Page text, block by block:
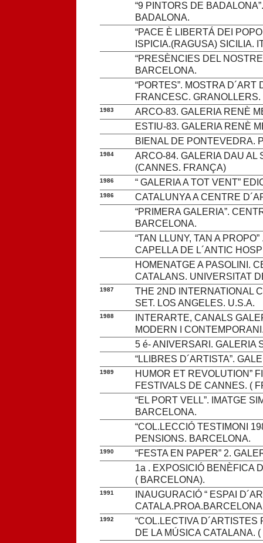
“9 PINTORS DE
BADALONA.
“PACE È LIBERTÁ DEI
ISPICIA.(RAGUSA) SICILIA.
“PRESÈNCIES DEL
BARCELONA.
“PORTES”. MOSTRA
FRANCESC. GRANOLLERS.
1983
ARCO-83. GALERIA RENÈ
ESTIU-83. GALERIA RENÈ
BIENAL DE PONTEVEDRA.
1984
ARCO-84. GALERIA DAU AL
(CANNES. FRANÇA)
1986 “ GALERIA A TOT VENT”
1986
CATALUNYA A CENTRE
“PRIMERA GALERIA”.
BARCELONA.
“TAN LLUNY, TAN A
CAPELLA DE L´ANTIC
HOMENATGE A PASOLINI.
CATALANS. UNIVERSITAT
1987
THE 2ND INTERNATIONAL
SET. LOS ANGELES. U.S.A.
1988
INTERARTE, CANALS
MODERN I
5 é- ANIVERSARI. GALERIA
“LLIBRES D´ARTISTA”.
1989
HUMOR ET REVOLUTION”
FESTIVALS DE CANNES. (
“EL PORT VELL”. IMATGE
BARCELONA.
“COL.LECCIÓ TESTIMONI
PENSIONS. BARCELONA.
1990
“FESTA EN PAPER” 2.
1a . EXPOSICIÓ BENÈFICA
( BARCELONA).
1991
INAUGURACIÓ “ ESPAI
1992
“COL.LECTIVA
DE LA MÚSICA CATALANA.